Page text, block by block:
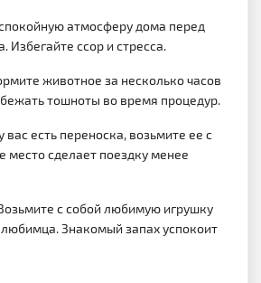
атмосферу дома перед
Избегайте ссор и стресса.
животное за несколько часов
тошноты во время процедур.
вас есть переноска, возьмите ее с
место сделает поездку менее
с собой любимую игрушку
Знакомый запах успокоит